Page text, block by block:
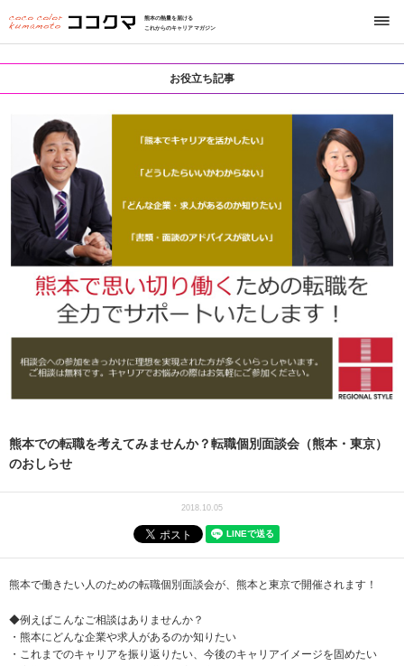
熊本の熱量を届ける
これからのキャリアマガジン
お役立ち記事
熊本での転職を考えてみませんか？転職個別面談会（熊本・東京）
のおしらせ
2018.10.05
熊本で働きたい人のための転職個別面談会が、熊本と東京で開催されます！
◆例えばこんなご相談はありませんか？
・熊本にどんな企業や求人があるのか知りたい
・これまでのキャリアを振り返りたい、今後のキャリアイメージを固めたい